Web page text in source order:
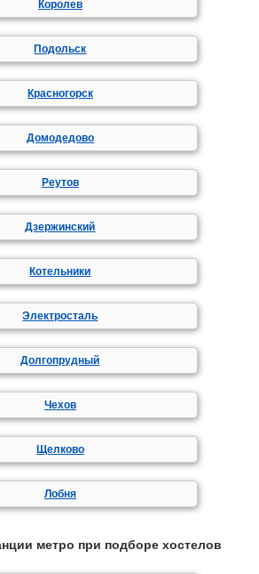
Королев
Подольск
Красногорск
Домодедово
Реутов
Дзержинский
Котельники
Электросталь
Долгопрудный
Чехов
Щелково
Лобня
метро при подборе хостелов